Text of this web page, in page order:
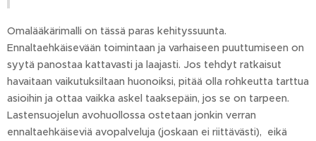
Omalääkärimalli on tässä paras kehityssuunta.
Ennaltaehkäisevään toimintaan ja varhaiseen puuttumiseen on
syytä panostaa kattavasti ja laajasti. Jos tehdyt ratkaisut
havaitaan vaikutuksiltaan huonoiksi, pitää olla rohkeutta tarttua
asioihin ja ottaa vaikka askel taaksepäin, jos se on tarpeen.
Lastensuojelun avohuollossa ostetaan jonkin verran
ennaltaehkäiseviä avopalveluja (joskaan ei riittävästi), eikä